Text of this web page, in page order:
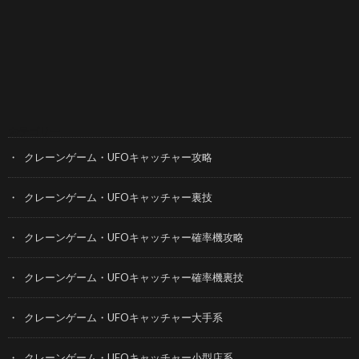
クレーンゲーム・UFOキャッチャー攻略
クレーンゲーム・UFOキャッチャー裏技
クレーンゲーム・UFOキャッチャー確率機攻略
クレーンゲーム・UFOキャッチャー確率機裏技
クレーンゲーム・UFOキャッチャー大手系